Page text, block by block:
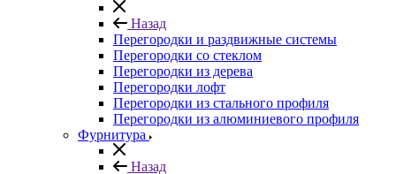
Назад
Перегородки и раздвижные системы
Перегородки со стеклом
Перегородки из дерева
Перегородки лофт
Перегородки из стального профиля
Перегородки из алюминиевого профиля
Фурнитура
Назад